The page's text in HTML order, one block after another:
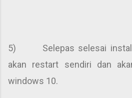
5) Selepas selesai install
akan restart sendiri dan
windows 10.